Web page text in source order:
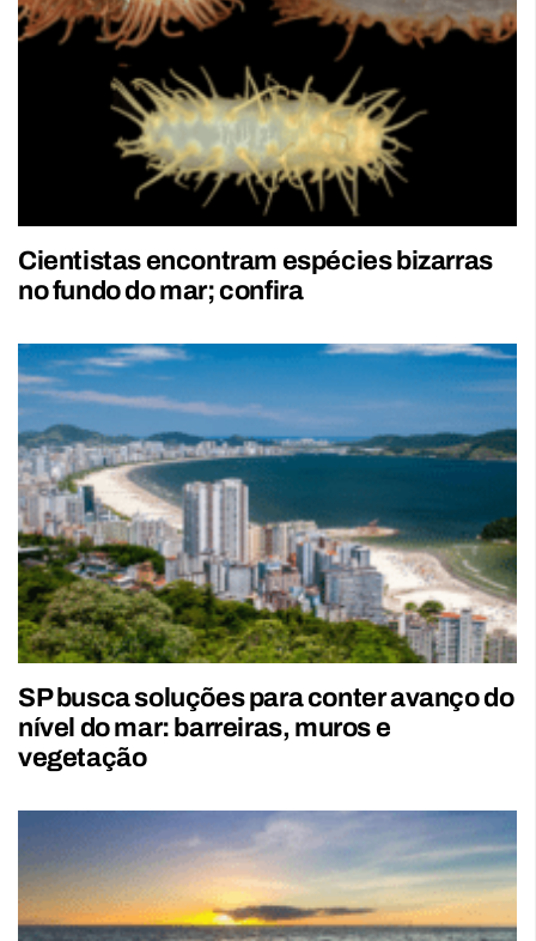
Cientistas encontram espécies bizarras
no fundo do mar; confira
SP busca soluções para conter avanço do
nível do mar: barreiras, muros e
vegetação